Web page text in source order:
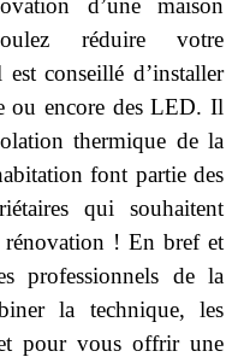
d’une maison
réduire votre
conseillé d’installer
ou encore des LED. Il
thermique de la
font partie des
qui souhaitent
! En bref et
professionnels de la
la technique, les
pour vous offrir une